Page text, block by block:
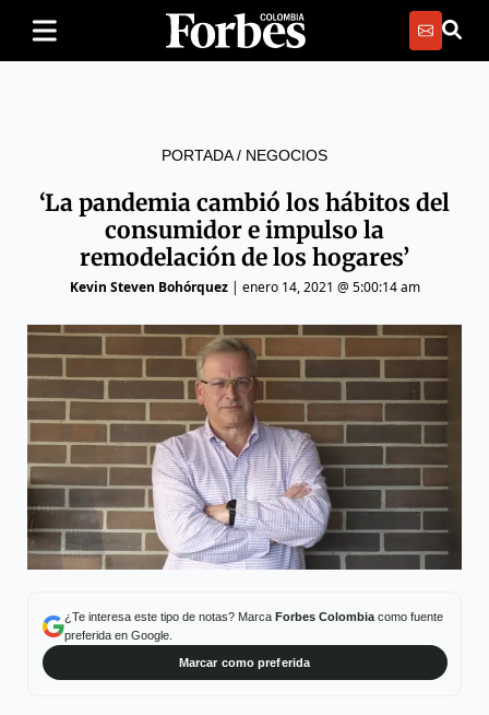
PORTADA/ NEGOCIOS
‘La pandemia cambió los hábitos del
consumidor e impulso la
remodelación de los hogares’
Kevin Steven Bohórquez| enero 14, 2021 @ 5:00:14 am
¿Te interesa este tipo de notas? Marca Forbes Colombiacomo fuente
preferida en Google.
Marcar como preferida